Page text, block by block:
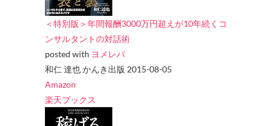
＜特別版＞年間報酬3000万円超えが10年続くコ
ンサルタントの対話術
posted with ヨメレバ
和仁 達也 かんき出版 2015-08-05
Amazon
楽天ブックス